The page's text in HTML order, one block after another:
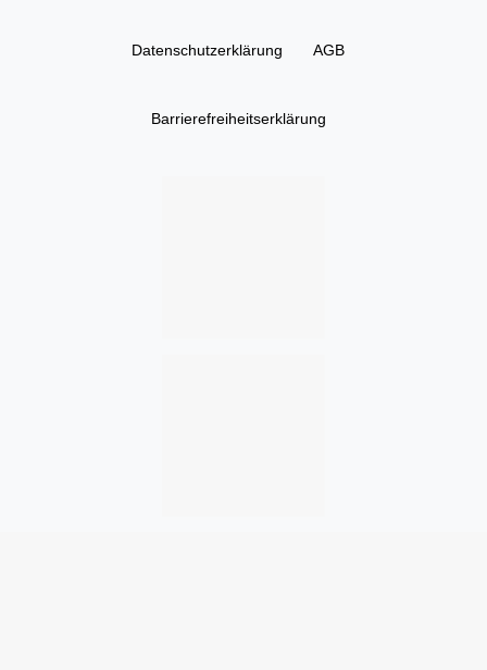
Daten­schutz­erklärung AGB
Barrierefreiheitserklärung